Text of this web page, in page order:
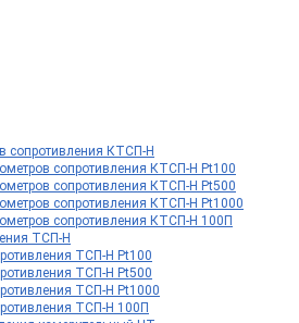
сопротивления КТСП-Н
сопротивления КТСП-Н Pt100
сопротивления КТСП-Н Pt500
сопротивления КТСП-Н Pt1000
сопротивления КТСП-Н 100П
ТСП-Н
ТСП-Н Pt100
ТСП-Н Pt500
ТСП-Н Pt1000
ТСП-Н 100П